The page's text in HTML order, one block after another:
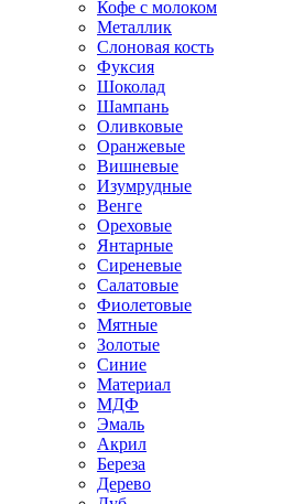
Кофе с молоком
Металлик
Слоновая кость
Фуксия
Шоколад
Шампань
Оливковые
Оранжевые
Вишневые
Изумрудные
Венге
Ореховые
Янтарные
Сиреневые
Салатовые
Фиолетовые
Мятные
Золотые
Синие
Материал
МДФ
Эмаль
Акрил
Береза
Дерево